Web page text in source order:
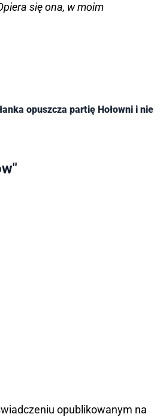
się ona, w moim
opuszcza partię Hołowni i nie
opublikowanym na